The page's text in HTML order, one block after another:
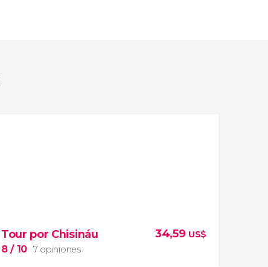
Tour por Chisináu
8/ 10 7 opiniones
34,59 US$